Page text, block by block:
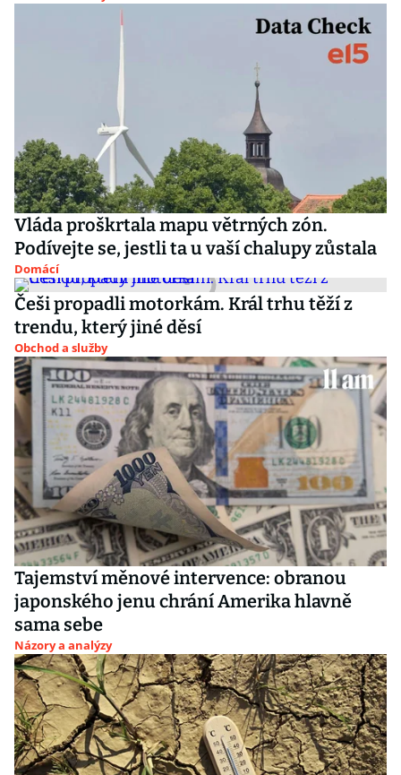
Vláda proškrtala mapu větrných zón.
Podívejte se, jestli ta u vaší chalupy zůstala
Domácí
Češi propadli motorkám. Král trhu těží z
trendu, který jiné děsí
Obchod a služby
Tajemství měnové intervence: obranou
japonského jenu chrání Amerika hlavně
sama sebe
Názory a analýzy